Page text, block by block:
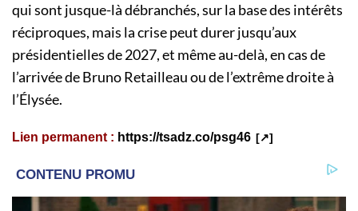
qui sont jusque-là débranchés, sur la base des intérêts
réciproques, mais la crise peut durer jusqu’aux
présidentielles de 2027, et même au-delà, en cas de
l’arrivée de Bruno Retailleau ou de l’extrême droite à
l’Élysée.
Lien permanent : https://tsadz.co/psg46